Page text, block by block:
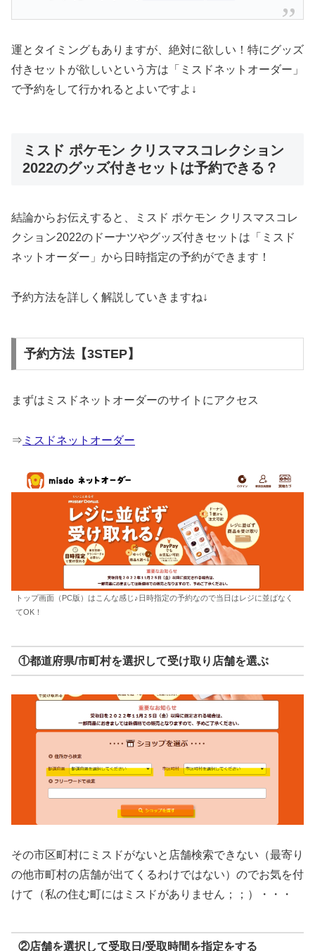
運とタイミングもありますが、絶対に欲しい！特にグッズ
付きセットが欲しいという方は「ミスドネットオーダー」
で予約をして行かれるとよいですよ↓
ミスド ポケモン クリスマスコレクション
2022のグッズ付きセットは予約できる？
結論からお伝えすると、ミスド ポケモン クリスマスコレ
クション2022のドーナツやグッズ付きセットは「ミスド
ネットオーダー」から日時指定の予約ができます！
予約方法を詳しく解説していきますね↓
予約方法【3STEP】
まずはミスドネットオーダーのサイトにアクセス
⇒ ミスドネットオーダー
トップ画面（PC版）はこんな感じ♪日時指定の予約なので当日はレジに並ばなく
てOK！
①都道府県/市町村を選択して受け取り店舗を選ぶ
その市区町村にミスドがないと店舗検索できない（最寄り
の他市町村の店舗が出てくるわけではない）のでお気を付
けて（私の住む町にはミスドがありません；；）・・・
②店舗を選択して受取日/受取時間を指定をする